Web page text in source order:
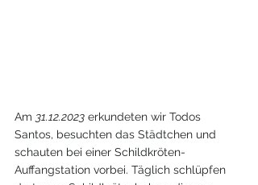
Am 31.12.2023 erkundeten wir Todos
Santos, besuchten das Städtchen und
schauten bei einer Schildkröten-
Auffangstation vorbei. Täglich schlüpfen